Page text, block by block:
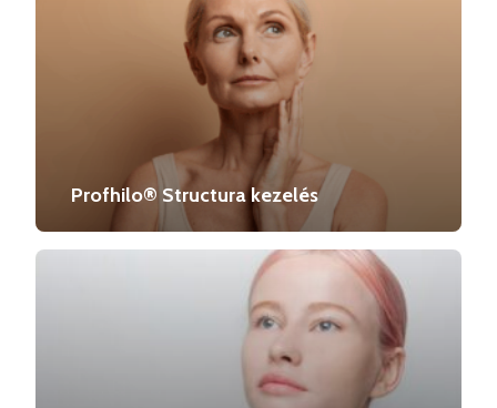
Profhilo® Structura kezelés